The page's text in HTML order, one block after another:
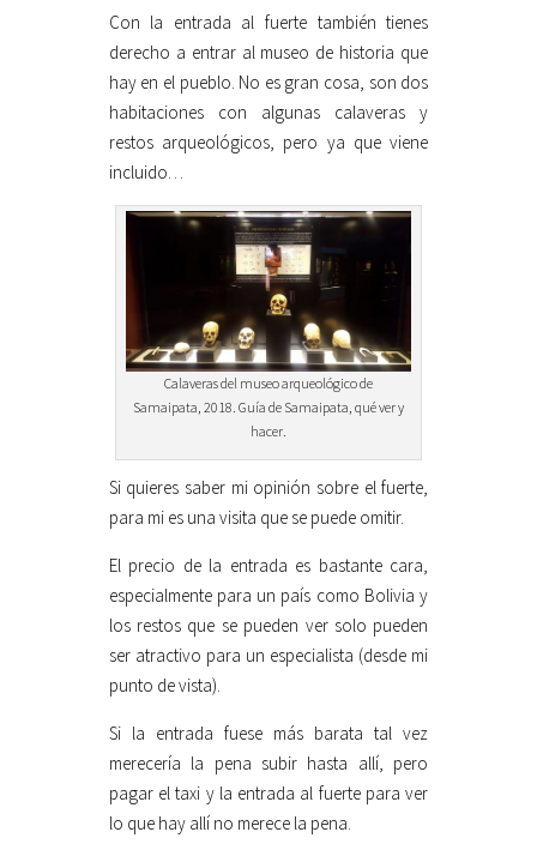
Con la entrada al fuerte también tienes
derecho a entrar al museo de historia que
hay en el pueblo. No es gran cosa, son dos
habitaciones con algunas calaveras y
restos arqueológicos, pero ya que viene
incluido…
Calaveras del museo arqueológico de
Samaipata, 2018. Guía de Samaipata, qué ver y
hacer.
Si quieres saber mi opinión sobre el fuerte,
para mi es una visita que se puede omitir.
El precio de la entrada es bastante cara,
especialmente para un país como Bolivia y
los restos que se pueden ver solo pueden
ser atractivo para un especialista (desde mi
punto de vista).
Si la entrada fuese más barata tal vez
merecería la pena subir hasta allí, pero
pagar el taxi y la entrada al fuerte para ver
lo que hay allí no merece la pena.